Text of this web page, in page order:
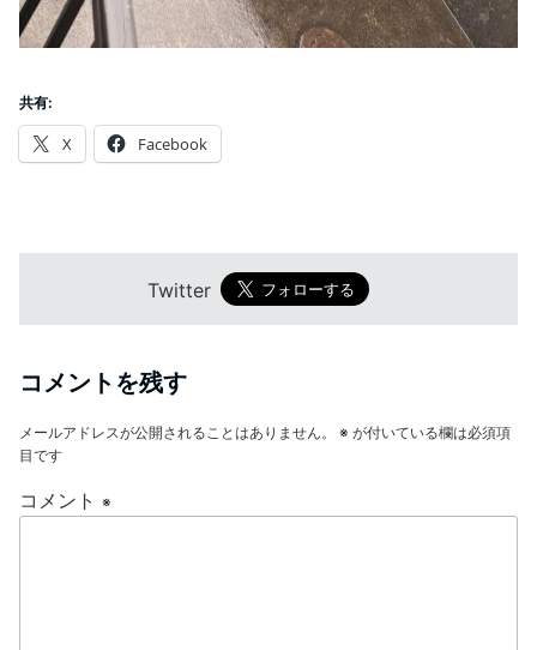
共有:
X Facebook
Twitter
コメントを残す
メールアドレスが公開されることはありません。 ※ が付いている欄は必須項
目です
コメント ※